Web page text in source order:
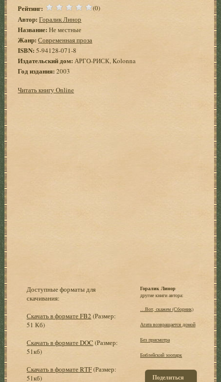
Рейтинг: (0)
Автор: Горалик Линор
Название: Не местные
Жанр: Современная проза
ISBN: 5-94128-071-8
Издательский дом: АРГО-РИСК, Kolonna
Год издания:2003
Читать книгу Online
Доступные форматы для
скачивания:
Скачать в формате FB2 (Размер:
51 Кб)
Скачать в формате DOC (Размер:
51кб)
Скачать в формате RTF(Размер:
51кб)
Горалик Линор
другие книги автора:
…Вот, скажем (Сборник)
Агата возвращается домой
Без присмотра
Библейский зоопарк
Поделиться